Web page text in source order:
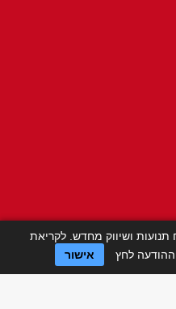
Click a
ושיווק מחדש. לקריאת
לחץ אישור